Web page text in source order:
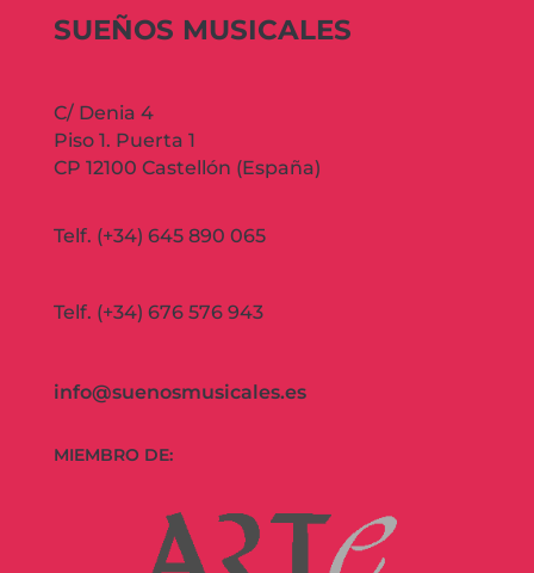
SUEÑOS MUSICALES
C/ Denia 4
Piso 1. Puerta 1
CP 12100 Castellón (España)
Telf. (+34) 645 890 065
Telf. (+34) 676 576 943
info@suenosmusicales.es
MIEMBRO DE: